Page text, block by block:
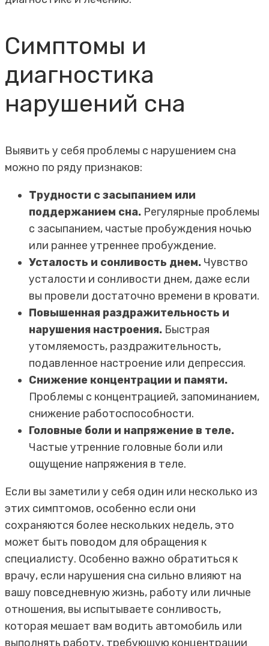
Симптомы и
диагностика
нарушений сна
Выявить у себя проблемы с нарушением сна
можно по ряду признаков:
Трудности с засыпанием или
поддержанием сна. Регулярные проблемы
с засыпанием, частые пробуждения ночью
или раннее утреннее пробуждение.
Усталость и сонливость днем. Чувство
усталости и сонливости днем, даже если
вы провели достаточно времени в кровати.
Повышенная раздражительность и
нарушения настроения. Быстрая
утомляемость, раздражительность,
подавленное настроение или депрессия.
Снижение концентрации и памяти.
Проблемы с концентрацией, запоминанием,
снижение работоспособности.
Головные боли и напряжение в теле.
Частые утренние головные боли или
ощущение напряжения в теле.
Если вы заметили у себя один или несколько из
этих симптомов, особенно если они
сохраняются более нескольких недель, это
может быть поводом для обращения к
специалисту. Особенно важно обратиться к
врачу, если нарушения сна сильно влияют на
вашу повседневную жизнь, работу или личные
отношения, вы испытываете сонливость,
которая мешает вам водить автомобиль или
выполнять работу, требующую концентрации